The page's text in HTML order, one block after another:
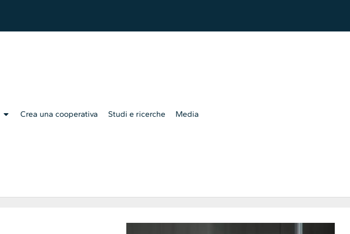
Crea una cooperativa Studi e ricerche Media